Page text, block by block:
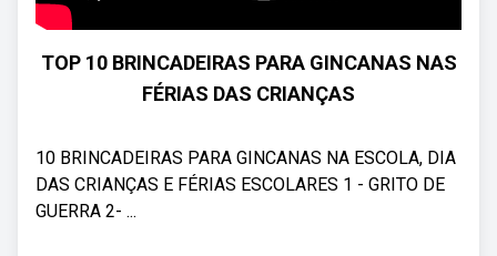
TOP 10 BRINCADEIRAS PARA GINCANAS NAS
FÉRIAS DAS CRIANÇAS
10 BRINCADEIRAS PARA GINCANAS NA ESCOLA, DIA
DAS CRIANÇAS E FÉRIAS ESCOLARES 1 - GRITO DE
GUERRA 2- ...